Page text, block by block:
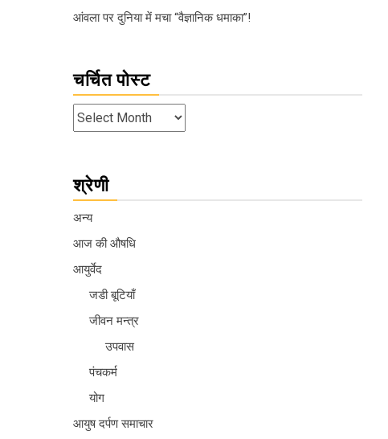
आंवला पर दुनिया में मचा “वैज्ञानिक धमाका”!
चर्चित पोस्ट
श्रेणी
अन्य
आज की औषधि
आयुर्वेद
जडी बूटियाँ
जीवन मन्त्र
उपवास
पंचकर्म
योग
आयुष दर्पण समाचार